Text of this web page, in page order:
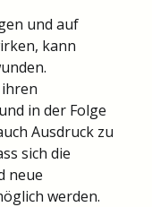
und auf
kann
in der Folge
Ausdruck zu
sich die
neue
werden.